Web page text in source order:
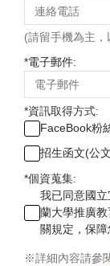
(請留手機為主，
*電子郵件:
*資訊取得方式:
FaceBook粉
招生函文(公
*個資蒐集:
我已同意國
蘭大學推廣
關規定，保障
※詳細內容請參